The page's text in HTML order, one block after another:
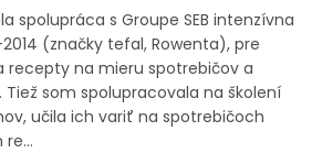
spolupráca s Groupe SEB intenzívna
(značky tefal, Rowenta), pre
recepty na mieru spotrebičov a
som spolupracovala na školení
učila ich variť na spotrebičoch